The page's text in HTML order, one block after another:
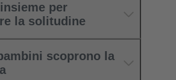
per
la solitudine
scoprono la